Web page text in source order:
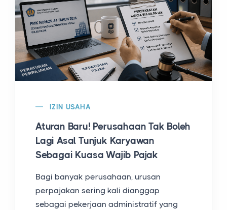
IZIN USAHA
Aturan Baru! Perusahaan Tak Boleh
Lagi Asal Tunjuk Karyawan
Sebagai Kuasa Wajib Pajak
Bagi banyak perusahaan, urusan
perpajakan sering kali dianggap
sebagai pekerjaan administratif yang